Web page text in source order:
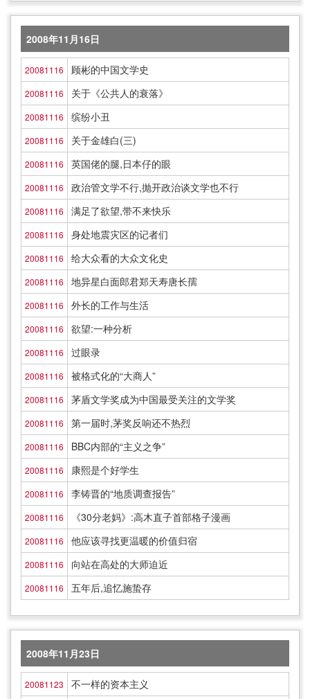
2008年11月16日
20081116 顾彬的中国文学史
20081116 关于《公共人的衰落》
20081116 缤纷小丑
20081116 关于金雄白(三)
20081116 英国佬的腿,日本仔的眼
20081116 政治管文学不行,抛开政治谈文学也不行
20081116 满足了欲望,带不来快乐
20081116 身处地震灾区的记者们
20081116 给大众看的大众文化史
20081116 地异星白面郎君郑天寿唐长孺
20081116 外长的工作与生活
20081116 欲望:一种分析
20081116 过眼录
20081116 被格式化的“大商人”
20081116 茅盾文学奖成为中国最受关注的文学奖
20081116 第一届时,茅奖反响还不热烈
20081116 BBC内部的“主义之争”
20081116 康熙是个好学生
20081116 李铸晋的“地质调查报告”
20081116 《30分老妈》:高木直子首部格子漫画
20081116 他应该寻找更温暖的价值归宿
20081116 向站在高处的大师迫近
20081116 五年后,追忆施蛰存
2008年11月23日
20081123 不一样的资本主义